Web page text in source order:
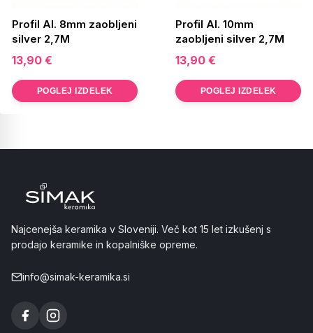
Profil Al. 8mm zaobljeni
silver 2,7M
13,90 €
POGLEJ IZDELEK
Profil Al. 10mm
zaobljeni silver 2,7M
13,90 €
POGLEJ IZDELEK
Najcenejša keramika v Sloveniji. Več kot 15 let izkušenj s
prodajo keramike in kopalniške opreme.
info@simak-keramika.si